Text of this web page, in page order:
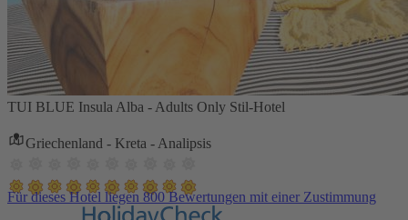
TUI BLUE Insula Alba - Adults Only Stil-Hotel
Griechenland - Kreta - Analipsis
Für dieses Hotel liegen 800 Bewertungen mit einer Zustimmung